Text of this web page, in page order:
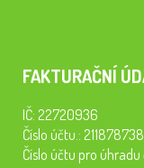
FAKTURAČNÍ
IČ: 22720936
Číslo účtu.:
Číslo účtu pro